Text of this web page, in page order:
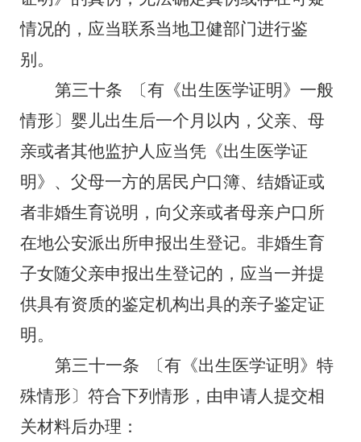
情况的，应当联系当地卫健部门进行鉴
别。
第三十条
〔有《出生医学证明》一般
情形〕 婴儿出生后一个月以内，父亲、母
亲或者其他监护人应当凭《出生医学证
明》、父母一方的居民户口簿、结婚证或
者非婚生育说明，向父亲或者母亲户口所
在地公安派出所申报出生登记。非婚生育
子女随父亲申报出生登记的，应当一并提
供具有资质的鉴定机构出具的亲子鉴定证
明。
第三十一条
〔有《出生医学证明》特
殊情形〕符合下列情形，由申请人提交相
关材料后办理：